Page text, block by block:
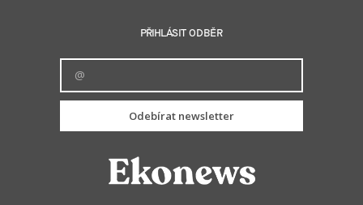
PŘIHLÁSIT ODBĚR
Odebírat newsletter